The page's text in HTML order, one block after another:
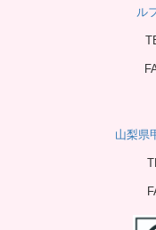
ル
山梨県